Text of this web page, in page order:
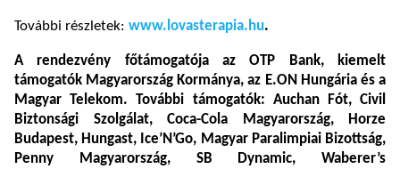
További részletek: www.lovasterapia.hu.
A rendezvény főtámogatója az OTP Bank, kiemelt
támogatók Magyarország Kormánya, az E.ON Hungária és a
Magyar Telekom. További támogatók: Auchan Fót, Civil
Biztonsági Szolgálat, Coca-Cola Magyarország, Horze
Budapest, Hungast, Ice’N’Go, Magyar Paralimpiai Bizottság,
Penny Magyarország, SB Dynamic, Waberer’s